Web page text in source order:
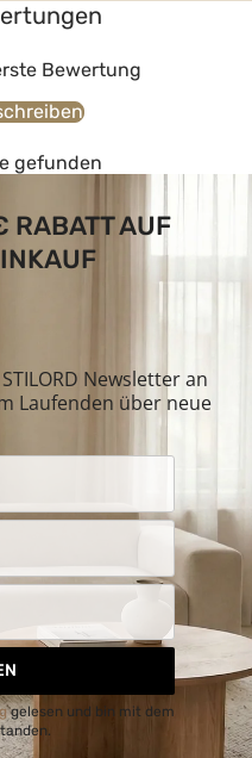
Bewertung
gefunden
RABATT AUF
Newsletter an
Laufenden über neue
gelesen und bin mit dem